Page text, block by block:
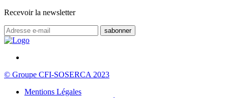
Recevoir la newsletter
© Groupe CFI-SOSERCA 2023
Mentions Légales